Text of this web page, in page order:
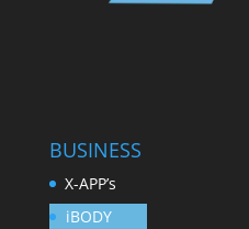
BUSINESS
X-APP’s
iBODY